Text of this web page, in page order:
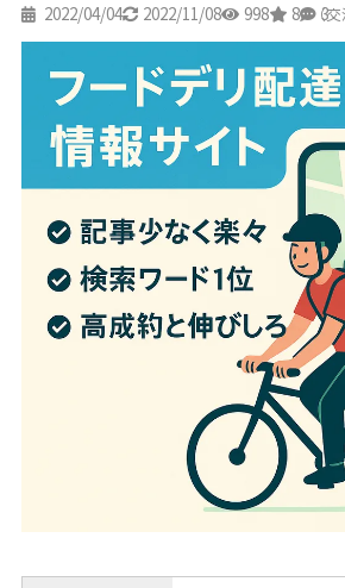
2022/04/04 2022/11/08 998 8 3
（交